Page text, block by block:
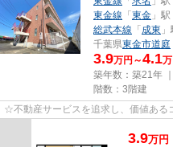
東金線 「東金 」
総武本線 「成東
千葉県東金市道庭
3.9万円～4.1
築年数：築21年
階数：3階建
☆不動産サービスを追求し、価値あ
3.9万円